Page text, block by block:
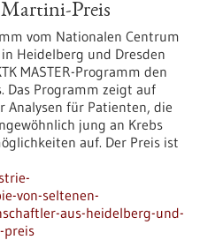
Preis
vom Nationalen Centrum
Heidelberg und Dresden
MASTER-Programm den
Das Programm zeigt auf
Analysen für Patienten, die
jung an Krebs
auf. Der Preis ist
von-seltenen-
aus-heidelberg-und-
preis